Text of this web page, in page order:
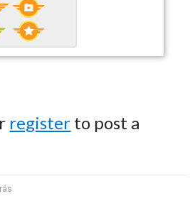
register to post a